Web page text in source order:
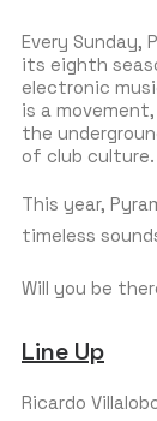
Every Sunday,
its eighth
electronic
is a
the
of club culture.
This year,
timeless
Will you be
Line Up
Ricardo